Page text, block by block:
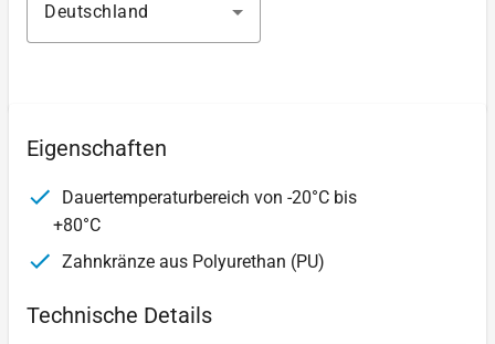
Deutschland
Eigenschaften
Dauertemperaturbereich von -20°C bis
+80°C
Zahnkränze aus Polyurethan (PU)
Technische Details